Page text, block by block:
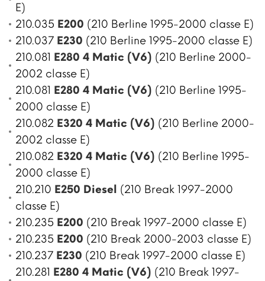
E)
210.035 E200 (210 Berline 1995-2000 classe E)
210.037 E230 (210 Berline 1995-2000 classe E)
210.081 E280 4 Matic (V6) (210 Berline 2000-
2002 classe E)
210.081 E280 4 Matic (V6) (210 Berline 1995-
2000 classe E)
210.082 E320 4 Matic (V6) (210 Berline 2000-
2002 classe E)
210.082 E320 4 Matic (V6) (210 Berline 1995-
2000 classe E)
210.210 E250 Diesel (210 Break 1997-2000
classe E)
210.235 E200 (210 Break 1997-2000 classe E)
210.235 E200 (210 Break 2000-2003 classe E)
210.237 E230 (210 Break 1997-2000 classe E)
210.281 E280 4 Matic (V6) (210 Break 1997-